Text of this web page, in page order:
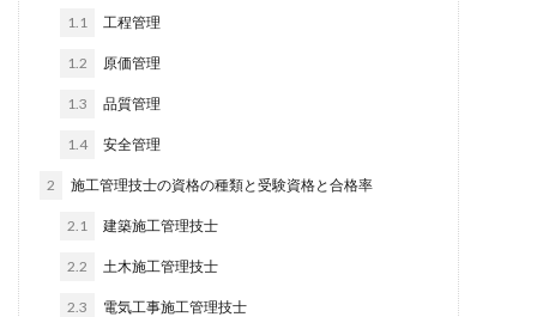
1.1 工程管理
1.2 原価管理
1.3 品質管理
1.4 安全管理
2 施工管理技士の資格の種類と受験資格と合格率
2.1 建築施工管理技士
2.2 土木施工管理技士
2.3 電気工事施工管理技士